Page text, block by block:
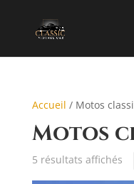
Accueil / Motos
Motos
5 résultats affichés